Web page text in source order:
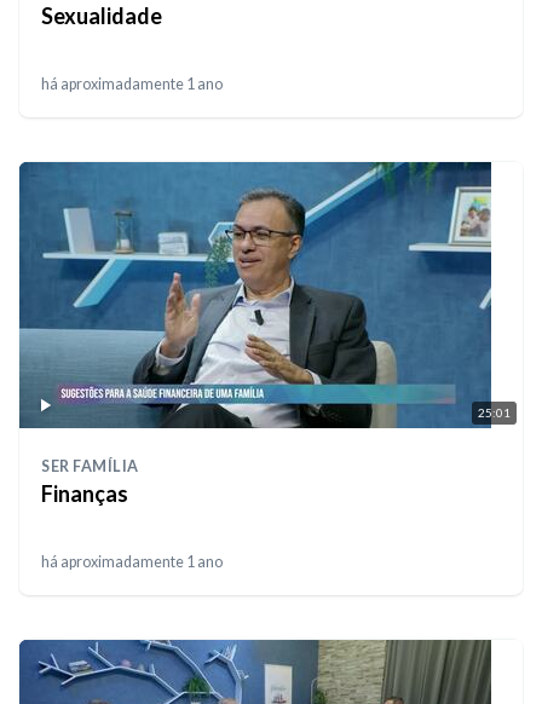
Sexualidade
há aproximadamente 1 ano
25:01
SER FAMÍLIA
Finanças
há aproximadamente 1 ano